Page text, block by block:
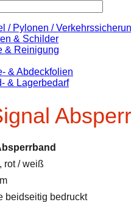
/ Pylonen /
& Schilder
& Reinigung
& Abdeckfolien
& Lagerbedarf
rot / weiß
beidseitig bedruckt